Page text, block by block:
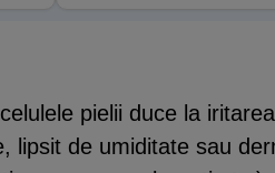
pielii duce la
lipsit de umiditate sau